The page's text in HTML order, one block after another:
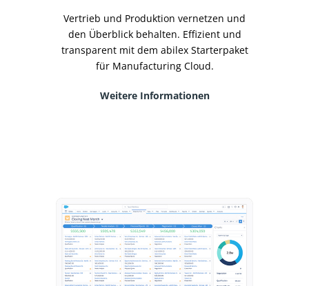
Vertrieb und Produktion vernetzen und
den Überblick behalten. Effizient und
transparent mit dem abilex Starterpaket
für Manufacturing Cloud.
Weitere Informationen